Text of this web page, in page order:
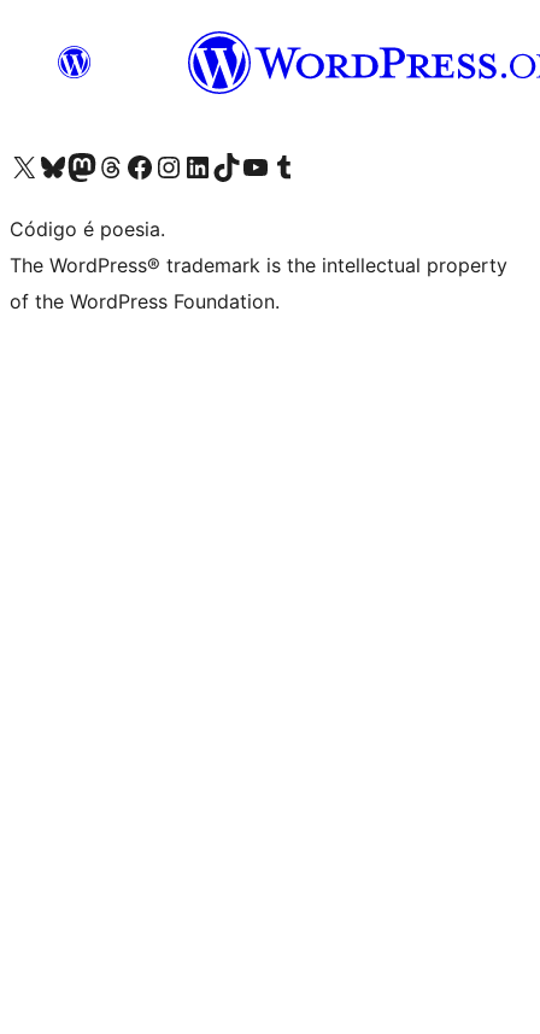
Acessar nossa conta do X (antigo Twitter)
Acessar nossa conta do Bluesky
Acessar nossa conta do Mastodon
Acessar nossa conta do Threads
Acessar nossa página do Facebook
Acessar nossa conta do Instagram
Acessar nossa conta do LinkedIn
Acessar nossa conta do TikTok
Acessar nosso canal do YouTube
Acessar nossa conta no Tumblr
Código é poesia.
The WordPress® trademark is the intellectual property
of the WordPress Foundation.